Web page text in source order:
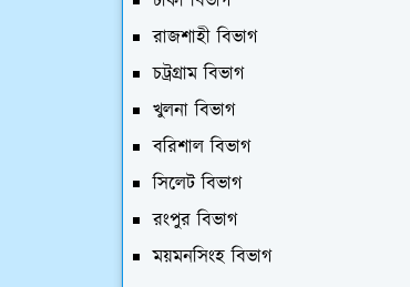
রাজশাহী বিভাগ
চট্রগ্রাম বিভাগ
খুলনা বিভাগ
বরিশাল বিভাগ
সিলেট বিভাগ
রংপুর বিভাগ
ময়মনসিংহ বিভাগ